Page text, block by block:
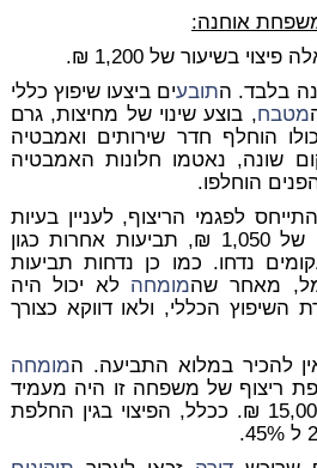
פיצוי בשיעור של 1,200 ₪.
בלבד. התובעים ביצעו שיפוץ כללי
מטבח, בוצע שינוי של מחיצות, גרם
הוחלף חדר שירותים ואמבטיה
שונה, נאטמו חלונות האמבטיה
הוחלפו.
לפגמי הריצוף, לעניין בעיות
באיטום הגג נקבע סכום של 1,050 ₪, תביעות אחרות כגון
נדחו. כמו כן נדחות תביעות
מאחר שהמומחה לא יכול היה
הכללי, ולאו דווקא כצורך
להכיר במלוא התביעה. המומחה
ריצוף של משפחה זו היה מעמיד
את הסכום על סך של 15,000 ₪. ככלל, הפיצוי בגין החלפת